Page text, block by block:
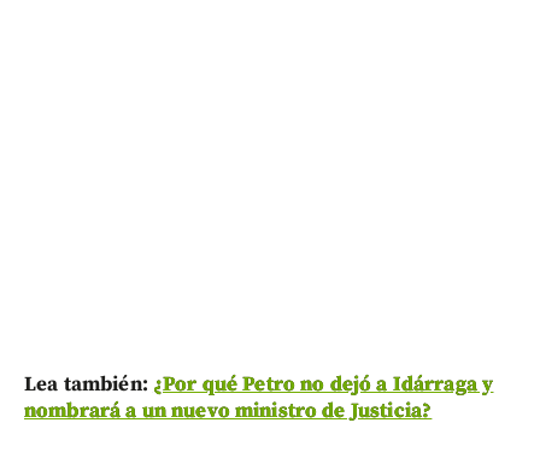
Lea también: ¿Por qué Petro no dejó a Idárraga y
nombrará a un nuevo ministro de Justicia?